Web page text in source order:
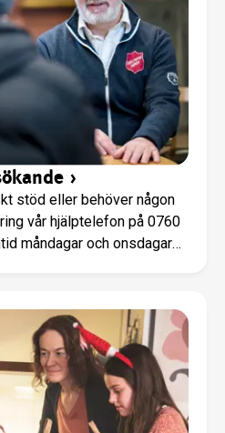
›
stöd eller behöver någon
vår hjälptelefon på 0760
måndagar och onsdagar
för de senaste två
erbjuda tid för samtal.